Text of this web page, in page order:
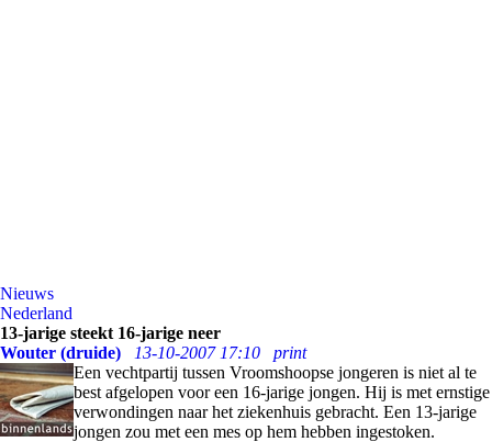
Nieuws
Nederland
13-jarige steekt 16-jarige neer
Wouter (druide)
13-10-2007 17:10
print
Een vechtpartij tussen Vroomshoopse jongeren is niet al te
best afgelopen voor een 16-jarige jongen. Hij is met ernstige
verwondingen naar het ziekenhuis gebracht. Een 13-jarige
jongen zou met een mes op hem hebben ingestoken.